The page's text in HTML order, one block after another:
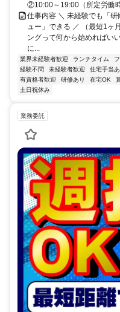
②10:00～19:00（所定労働
仕事内容 ＼ 未経験でも「
ュー」できる ／ （最短1ヶ
ングって何から始めればい
に...
業界未経験者歓迎 ランチタイム
経験不問
未経験者歓迎 住宅手当あ
有資格者歓迎
研修あり 在宅OK
土日祝休み
業務委託